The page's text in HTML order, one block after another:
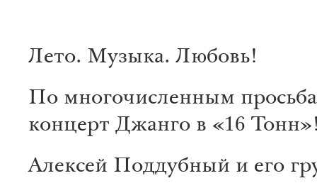
Лето. Музыка. Любовь!
По многочисленным
концерт Джанго в «16
Алексей Поддубный и его